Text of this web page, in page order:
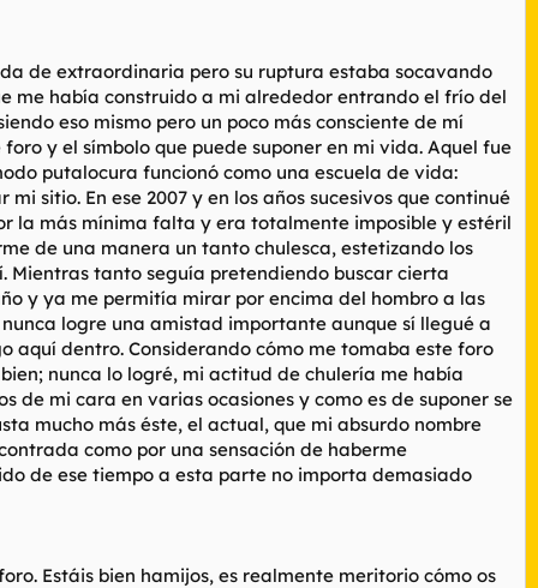
de extraordinaria pero su ruptura estaba socavando
me había construido a mi alrededor entrando el frío del
eso mismo pero un poco más consciente de mí
y el símbolo que puede suponer en mi vida. Aquel fue
putalocura funcionó como una escuela de vida:
sitio. En ese 2007 y en los años sucesivos que continué
la más mínima falta y era totalmente imposible y estéril
de una manera un tanto chulesca, estetizando los
Mientras tanto seguía pretendiendo buscar cierta
y ya me permitía mirar por encima del hombro a las
logre una amistad importante aunque sí llegué a
aquí dentro. Considerando cómo me tomaba este foro
nunca lo logré, mi actitud de chulería me había
de mi cara en varias ocasiones y como es de suponer se
mucho más éste, el actual, que mi absurdo nombre
como por una sensación de haberme
de ese tiempo a esta parte no importa demasiado
Estáis bien hamijos, es realmente meritorio cómo os